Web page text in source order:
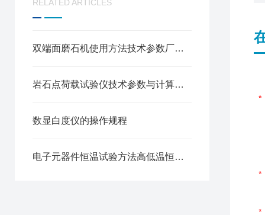
RELATED ARTICLES
双端面磨石机使用方法技术参数厂家型号价格
岩石点荷载试验仪技术参数与计算方法
数显白度仪的操作规程
电子元器件恒温试验方法高低温恒温恒湿试验箱